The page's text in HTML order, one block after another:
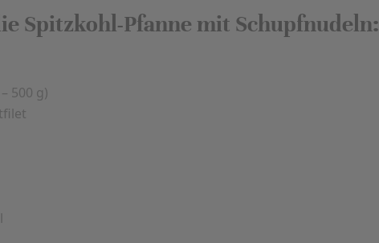
Spitzkohl-Pfanne mit Schupfnudeln:
500 g)